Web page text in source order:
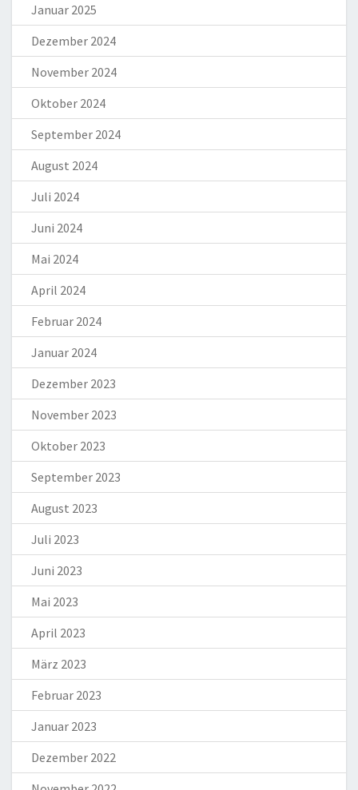
Januar 2025
Dezember 2024
November 2024
Oktober 2024
September 2024
August 2024
Juli 2024
Juni 2024
Mai 2024
April 2024
Februar 2024
Januar 2024
Dezember 2023
November 2023
Oktober 2023
September 2023
August 2023
Juli 2023
Juni 2023
Mai 2023
April 2023
März 2023
Februar 2023
Januar 2023
Dezember 2022